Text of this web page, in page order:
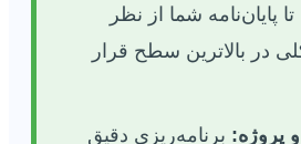
پایان‌نامه شما از نظر
در بالاترین سطح قرار
پروژه: برنامه‌ریزی دقیق